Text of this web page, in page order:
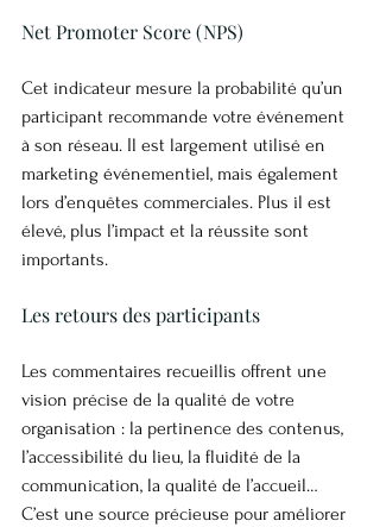
Net Promoter Score (NPS)
Cet indicateur mesure la probabilité qu’un
participant recommande votre événement
à son réseau. Il est largement utilisé en
marketing événementiel, mais également
lors d’enquêtes commerciales. Plus il est
élevé, plus l’impact et la réussite sont
importants.
Les retours des participants
Les commentaires recueillis offrent une
vision précise de la qualité de votre
organisation : la pertinence des contenus,
l’accessibilité du lieu, la fluidité de la
communication, la qualité de l’accueil…
C’est une source précieuse pour améliorer